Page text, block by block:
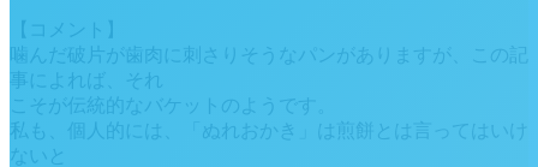
【コメント】
噛んだ破片が歯肉に刺さりそうなパンがありますが、この記
事によれば、それ
こそが伝統的なバケットのようです。
私も、個人的には、「ぬれおかき」は煎餅とは言ってはいけ
ないと